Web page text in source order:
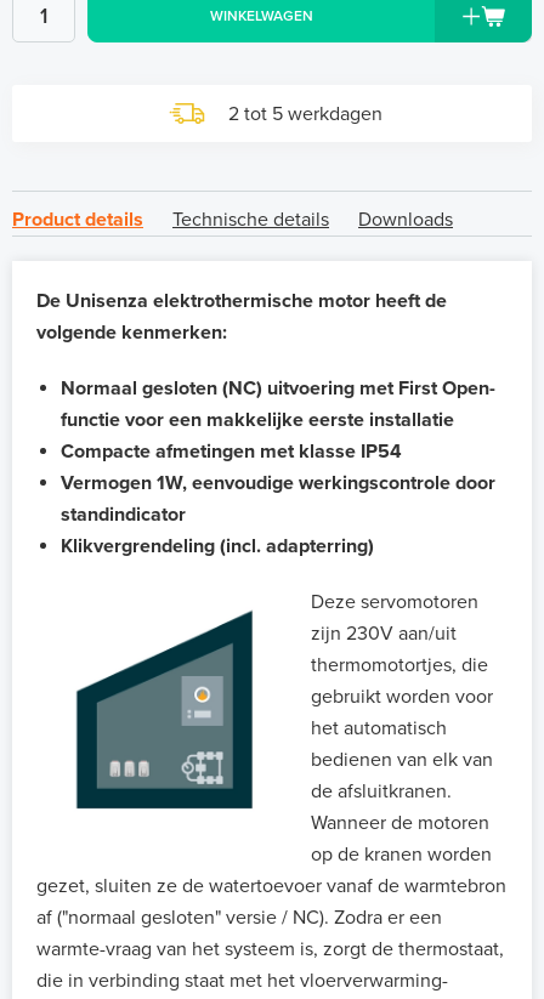
WINKELWAGEN
2 tot 5 werkdagen
Product details Technische details Downloads
De Unisenza elektrothermische motor heeft de
volgende kenmerken:
Normaal gesloten (NC) uitvoering met First Open-
functie voor een makkelijke eerste installatie
Compacte afmetingen met klasse IP54
Vermogen 1W, eenvoudige werkingscontrole door
standindicator
Klikvergrendeling (incl. adapterring)
Deze servomotoren
zijn 230V aan/uit
thermomotortjes, die
gebruikt worden voor
het automatisch
bedienen van elk van
de afsluitkranen.
Wanneer de motoren
op de kranen worden
gezet, sluiten ze de watertoevoer vanaf de warmtebron
af ("normaal gesloten" versie / NC). Zodra er een
warmte-vraag van het systeem is, zorgt de thermostaat,
die in verbinding staat met het vloerverwarming-